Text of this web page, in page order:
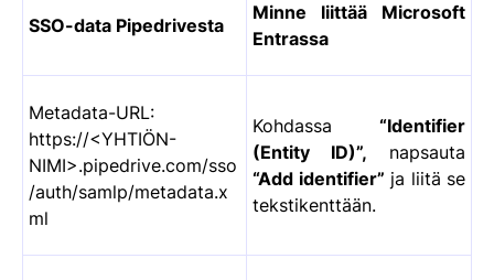
SSO-data Pipedrivesta
Minne liittää Microsoft
Entrassa
Metadata-URL:
https://<YHTIÖN-
NIMI>.pipedrive.com/sso
/auth/samlp/metadata.x
ml
Kohdassa “Identifier
(Entity ID)”, napsauta
“Add identifier” ja liitä se
tekstikenttään.